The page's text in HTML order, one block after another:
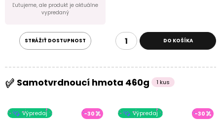
Ľutujeme, ale produkt je aktuálne
vypredaný
STRÁŽIŤ DOSTUPNOST DO KOŠÍKA
Samotvrdnoucí hmota 460g 1 kus
Výpredaj -30 Výpredaj -30